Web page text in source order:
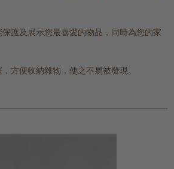
護及展示您最喜愛的物品，同時為您的家
方便收納雜物，使之不易被發現。